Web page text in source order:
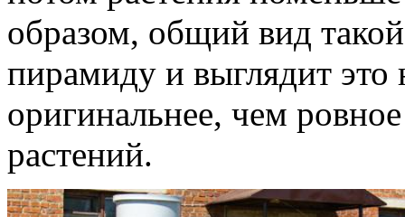
образом, общий вид
пирамиду и выглядит это
оригинальнее, чем
растений.